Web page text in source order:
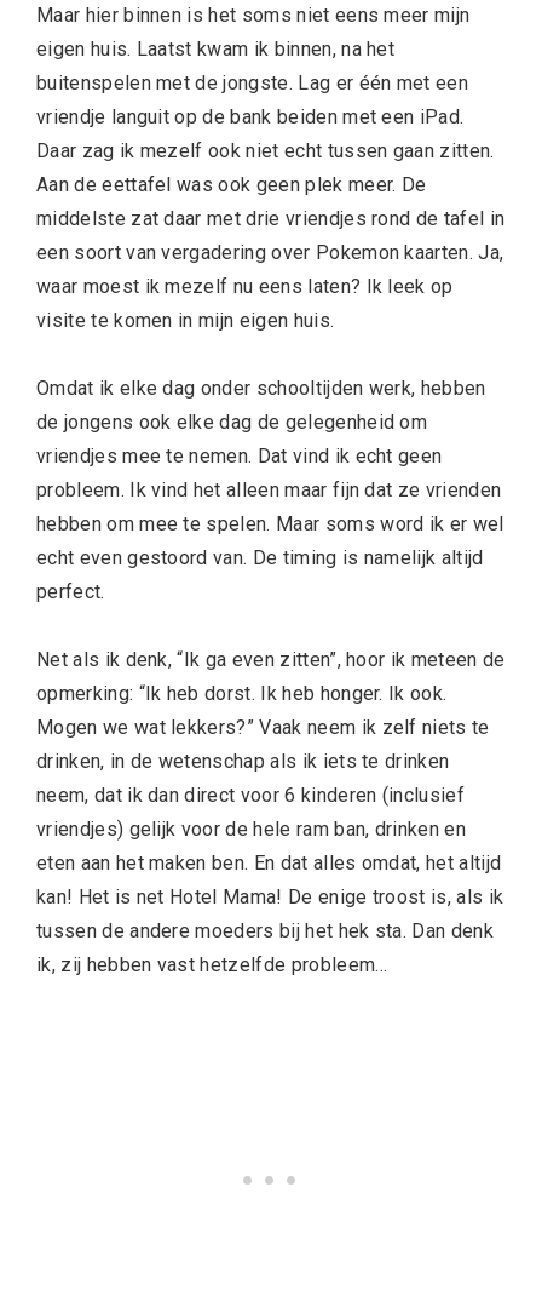
Maar hier binnen is het soms niet eens meer mijn
eigen huis. Laatst kwam ik binnen, na het
buitenspelen met de jongste. Lag er één met een
vriendje languit op de bank beiden met een iPad.
Daar zag ik mezelf ook niet echt tussen gaan zitten.
Aan de eettafel was ook geen plek meer. De
middelste zat daar met drie vriendjes rond de tafel in
een soort van vergadering over Pokemon kaarten. Ja,
waar moest ik mezelf nu eens laten? Ik leek op
visite te komen in mijn eigen huis.
Omdat ik elke dag onder schooltijden werk, hebben
de jongens ook elke dag de gelegenheid om
vriendjes mee te nemen. Dat vind ik echt geen
probleem. Ik vind het alleen maar fijn dat ze vrienden
hebben om mee te spelen. Maar soms word ik er wel
echt even gestoord van. De timing is namelijk altijd
perfect.
Net als ik denk, “Ik ga even zitten”, hoor ik meteen de
opmerking: “Ik heb dorst. Ik heb honger. Ik ook.
Mogen we wat lekkers?” Vaak neem ik zelf niets te
drinken, in de wetenschap als ik iets te drinken
neem, dat ik dan direct voor 6 kinderen (inclusief
vriendjes) gelijk voor de hele ram ban, drinken en
eten aan het maken ben. En dat alles omdat, het altijd
kan! Het is net Hotel Mama! De enige troost is, als ik
tussen de andere moeders bij het hek sta. Dan denk
ik, zij hebben vast hetzelfde probleem…